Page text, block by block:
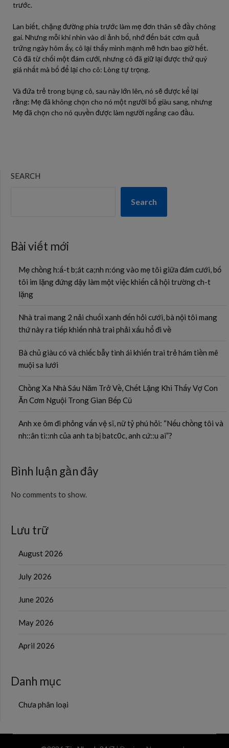
trước.
Lan biết, chặng đường phía trước làm mẹ đơn thân sẽ đầy chông
gai. Nhưng mỗi khi nhìn vào di ảnh bố, nhớ đến bát cơm quả
trứng ngày hôm ấy, cô lại thấy mình mạnh mẽ hơn bao giờ hết.
Cô đã từ chối một đám cưới, nhưng cô đã giữ lại được thứ quý
giá nhất mà bố để lại cho cô: Lòng tự trọng.
Và đứa trẻ trong bụng cô, sau này lớn lên, nó sẽ được kể lại
rằng: Mẹ đã không chọn cho nó một người bố giàu sang, nhưng
Mẹ đã chọn cho nó quyền được làm người ngẩng cao đầu.
SEARCH
Search
Bài viết mới
Mẹ chồng h:ấ-t b;át ca;nh n:óng vào mẹ tôi giữa đám cưới, bố
tôi im lặng đứng dậy làm một việc khiến cả hội trường ch-t
lặng
Nhà trai mang 2 nải chuối xanh đến hỏi cưới, bà nội tôi mang
thứ này ra tiếp khiến nhà trai phải xấu hổ đi về
Bà chủ giàu có và chiếc bẫy tình ái khiến trai trẻ hám tiền mê
muội sa lưới
Chồng Xa Nhà Sáu Năm Trở Về, Chết Lặng Khi Thấy Vợ Con
Ăn Cơm Nguội Trong Gian Bếp Cũ
Anh xe ôm đi phỏng vấn vệ sĩ, nữ tỷ phú hỏi: “Nếu chồng tôi và
nh::ân tì::nh của anh ta bị batc0c, anh cứ::u ai”?
Bình luận gần đây
No comments to show.
Lưu trữ
August 2026
July 2026
June 2026
May 2026
April 2026
Danh mục
Chưa phân loại